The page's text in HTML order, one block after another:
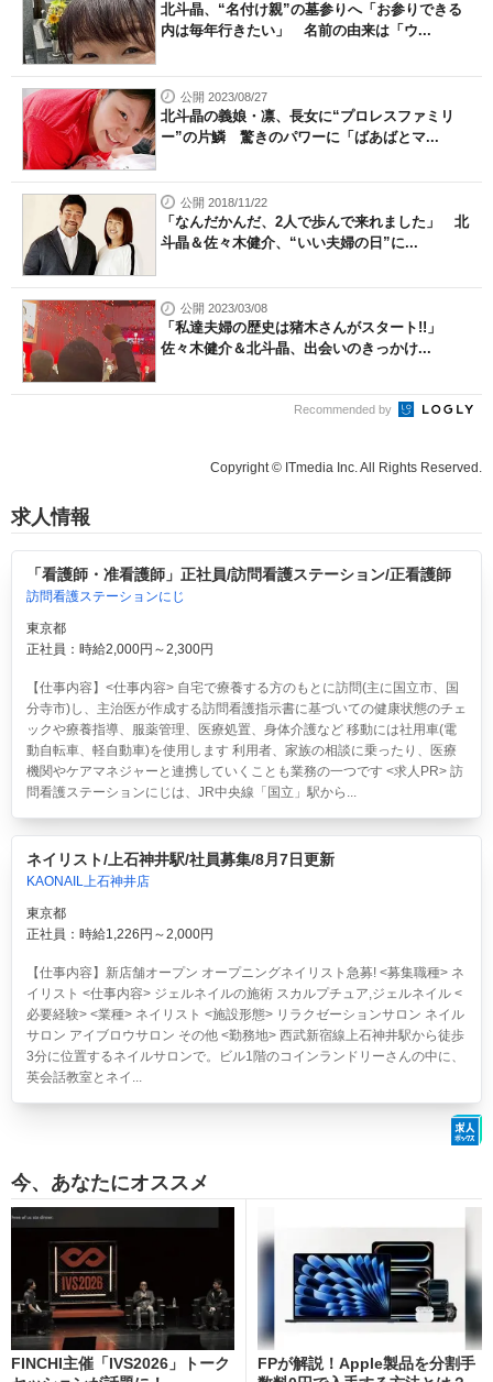
北斗晶、“名付け親”の墓参りへ「お参りできる
内は毎年行きたい」 名前の由来は「ウ...
公開 2023/08/27
北斗晶の義娘・凛、長女に“プロレスファミリ
ー”の片鱗 驚きのパワーに「ばあばとマ...
公開 2018/11/22
「なんだかんだ、2人で歩んで来れました」 北
斗晶＆佐々木健介、“いい夫婦の日”に...
公開 2023/03/08
「私達夫婦の歴史は猪木さんがスタート!!」
佐々木健介＆北斗晶、出会いのきっかけ...
Recommended by
Copyright © ITmedia Inc. All Rights Reserved.
求人情報
「看護師・准看護師」正社員/訪問看護ステーション/正看護師
訪問看護ステーションにじ
東京都
正社員：時給2,000円～2,300円
【仕事内容】<仕事内容> 自宅で療養する方のもとに訪問(主に国立市、国
分寺市)し、主治医が作成する訪問看護指示書に基づいての健康状態のチェ
ックや療養指導、服薬管理、医療処置、身体介護など 移動には社用車(電
動自転車、軽自動車)を使用します 利用者、家族の相談に乗ったり、医療
機関やケアマネジャーと連携していくことも業務の一つです <求人PR> 訪
問看護ステーションにじは、JR中央線「国立」駅から...
ネイリスト/上石神井駅/社員募集/8月7日更新
KAONAIL上石神井店
東京都
正社員：時給1,226円～2,000円
【仕事内容】新店舗オープン オープニングネイリスト急募! <募集職種> ネ
イリスト <仕事内容> ジェルネイルの施術 スカルプチュア,ジェルネイル <
必要経験> <業種> ネイリスト <施設形態> リラクゼーションサロン ネイル
サロン アイブロウサロン その他 <勤務地> 西武新宿線上石神井駅から徒歩
3分に位置するネイルサロンで。ビル1階のコインランドリーさんの中に、
英会話教室とネイ...
今、あなたにオススメ
FINCHI主催「IVS2026」トーク
FPが解説！Apple製品を分割手